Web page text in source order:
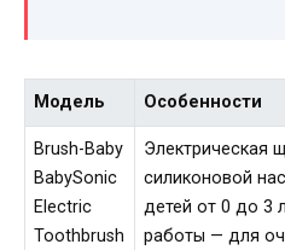
Модель Особенности
Brush-Baby
BabySonic
Electric
Toothbrush
Электрическая
силиконовой
детей от 0 до 3
работы — для